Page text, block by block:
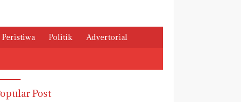
Peristiwa Politik Advertorial
Post